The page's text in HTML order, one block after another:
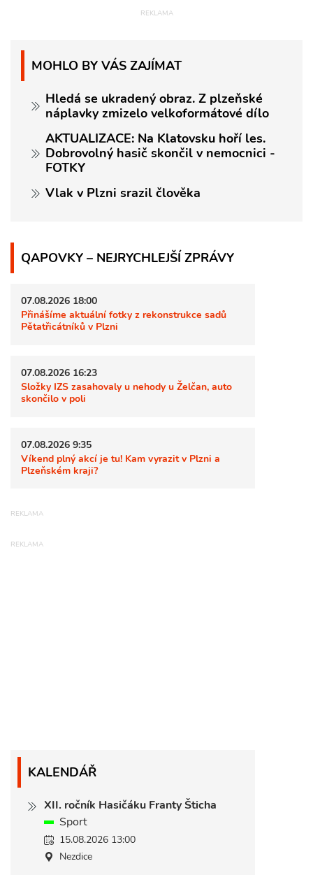
MOHLO BY VÁS ZAJÍMAT
Hledá se ukradený obraz. Z plzeňské
náplavky zmizelo velkoformátové dílo
AKTUALIZACE: Na Klatovsku hoří les.
Dobrovolný hasič skončil v nemocnici -
FOTKY
Vlak v Plzni srazil člověka
QAPOVKY – NEJRYCHLEJŠÍ ZPRÁVY
07.08.2026 18:00
Přinášíme aktuální fotky z rekonstrukce sadů
Pětatřicátníků v Plzni
07.08.2026 16:23
Složky IZS zasahovaly u nehody u Želčan, auto
skončilo v poli
07.08.2026 9:35
Víkend plný akcí je tu! Kam vyrazit v Plzni a
Plzeňském kraji?
KALENDÁŘ
XII. ročník Hasičáku Franty Šticha
Sport
15.08.2026 13:00
Nezdice